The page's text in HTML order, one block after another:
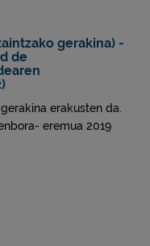
gerakina) -
de
erakusten da.
eremua 2019